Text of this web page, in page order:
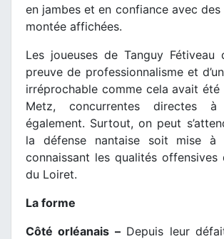
en jambes et en confiance avec
montée affichées.
Les joueuses de Tanguy Fétiveau
preuve de professionnalisme et
irréprochable comme cela avait été
Metz, concurrentes directes
également. Surtout, on peut
la défense nantaise soit mise à
connaissant les qualités offensives
du Loiret.
La forme
Côté orléanais –Depuis leur